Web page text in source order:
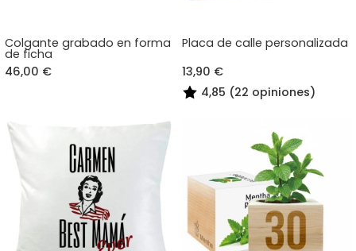
Colgante grabado en forma
de ficha
46,00 €
Placa de calle personalizada
13,90 €
4,85 (22 opiniones)